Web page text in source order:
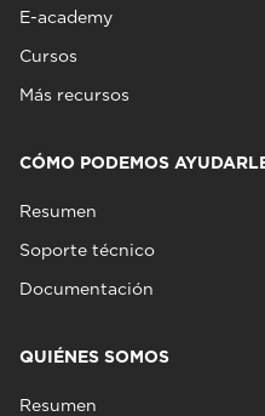
E-academy
Cursos
Más recursos
CÓMO PODEMOS
Resumen
Soporte técnico
Documentación
QUIÉNES SOMOS
Resumen